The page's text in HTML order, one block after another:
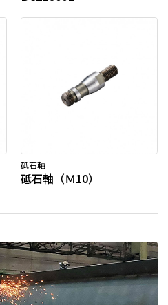
砥石軸
砥石軸（Ｍ10）